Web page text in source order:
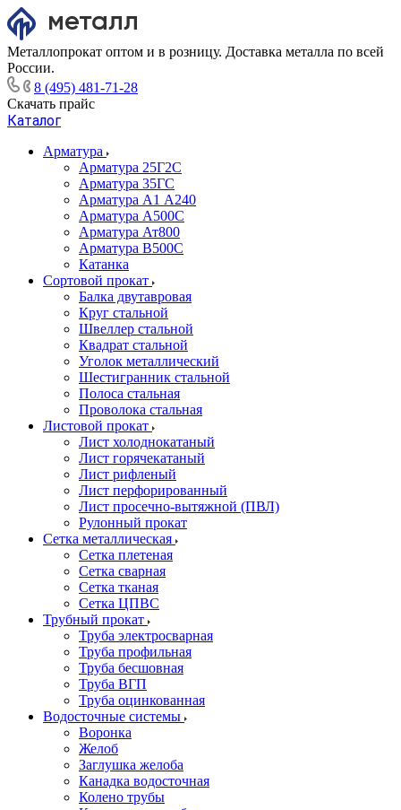
Металлопрокат оптом и в розницу. Доставка металла по всей
России.
8 (495) 481-71-28
Скачать прайс
Каталог
Арматура
Арматура 25Г2С
Арматура 35ГС
Арматура А1 А240
Арматура А500С
Арматура Ат800
Арматура В500С
Катанка
Сортовой прокат
Балка двутавровая
Круг стальной
Швеллер стальной
Квадрат стальной
Уголок металлический
Шестигранник стальной
Полоса стальная
Проволока стальная
Листовой прокат
Лист холоднокатаный
Лист горячекатаный
Лист рифленый
Лист перфорированный
Лист просечно-вытяжной (ПВЛ)
Рулонный прокат
Сетка металлическая
Сетка плетеная
Сетка сварная
Сетка тканая
Сетка ЦПВС
Трубный прокат
Труба электросварная
Труба профильная
Труба бесшовная
Труба ВГП
Труба оцинкованная
Водосточные системы
Воронка
Желоб
Заглушка желоба
Канадка водосточная
Колено трубы